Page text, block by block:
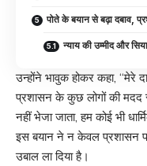
पोते के बयान से बढ़ा दबाव,
न्याय की उम्मीद और
उन्होंने भावुक होकर कहा, “मेरे
प्रशासन के कुछ लोगों की मदद
नहीं भेजा जाता, हम कोई भी
इस बयान ने न केवल प्रशासन
उबाल ला दिया है।